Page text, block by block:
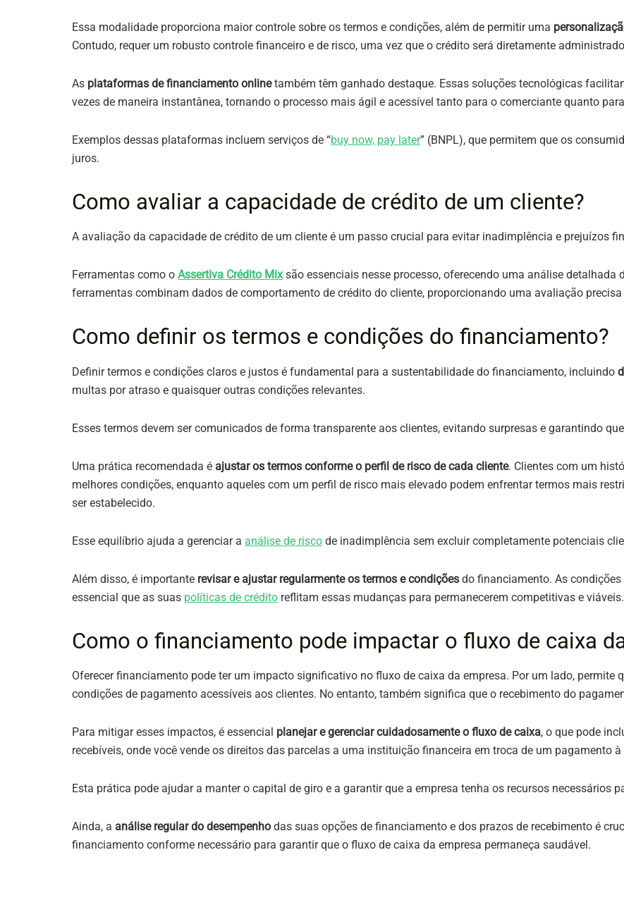
Essa modalidade proporciona maior controle sobre os termos e condições, além de permitir uma
Contudo, requer um robusto controle financeiro e de risco, uma vez que o crédito será diretamente
As plataformas de financiamento onlinetambém têm ganhado destaque. Essas soluções tecnológicas
vezes de maneira instantânea, tornando o processo mais ágil e acessível tanto para o comerciante quanto
Exemplos dessas plataformas incluem serviços de “buy now, pay later” (BNPL), que permitem que os
juros​​.
Como avaliar a capacidade de crédito de um cliente?
A avaliação da capacidade de crédito de um cliente é um passo crucial para evitar inadimplência e prejuízos
Ferramentas como o Assertiva Crédito Mixsão essenciais nesse processo, oferecendo uma análise detalhada
ferramentas combinam dados de comportamento de crédito do cliente, proporcionando uma avaliação precisa
Como definir os termos e condições do financiamento?
Definir termos e condições claros e justos é fundamental para a sustentabilidade do financiamento, incluindo
multas por atraso e quaisquer outras condições relevantes.
Esses termos devem ser comunicados de forma transparente aos clientes, evitando surpresas e garantindo
Uma prática recomendada é ajustar os termos conforme o perfil de risco de cada cliente. Clientes com um
melhores condições, enquanto aqueles com um perfil de risco mais elevado podem enfrentar termos mais
ser estabelecido.
Esse equilíbrio ajuda a gerenciar a análise de risco de inadimplência sem excluir completamente potenciais
Além disso, é importante revisar e ajustar regularmente os termos e condições do financiamento. As
essencial que as suas políticas de crédito reflitam essas mudanças para permanecerem competitivas e viáveis​​.
Como o financiamento pode impactar o fluxo de caixa
Oferecer financiamento pode ter um impacto significativo no fluxo de caixa da empresa. Por um lado, permite
condições de pagamento acessíveis aos clientes. No entanto, também significa que o recebimento do
Para mitigar esses impactos, é essencial planejar e gerenciar cuidadosamente o fluxo de caixa, o que pode
recebíveis, onde você vende os direitos das parcelas a uma instituição financeira em troca de um pagamento à
Esta prática pode ajudar a manter o capital de giro e a garantir que a empresa tenha os recursos necessários
Ainda, a análise regular do desempenho das suas opções de financiamento e dos prazos de recebimento é
financiamento conforme necessário para garantir que o fluxo de caixa da empresa permaneça saudável.